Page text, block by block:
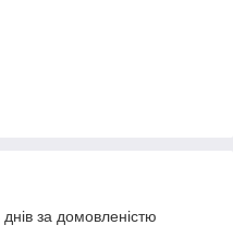
за домовленістю